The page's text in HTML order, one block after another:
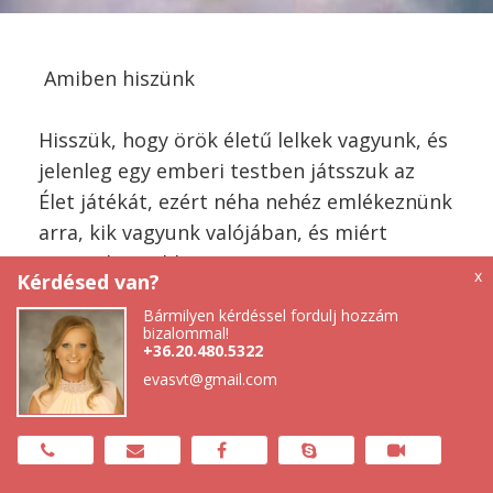
Amiben hiszünk
Hisszük, hogy örök életű lelkek vagyunk, és
jelenleg egy emberi testben játsszuk az
Élet játékát, ezért néha nehéz emlékeznünk
arra, kik vagyunk valójában, és miért
vagyunk a Földön.
Hisszük, hogy szellemi lényekként
mindnyájan kapcsolatban állunk egymással.
Jelenleg úgy teszünk, mintha különállóak
lennénk, holott valójában mindnyájan
egymás részei is vagyunk. Az elkülönültség
x
Kérdésed van?
Bármilyen kérdéssel fordulj hozzám
bizalommal!
+36.20.480.5322
evasvt@gmail.com